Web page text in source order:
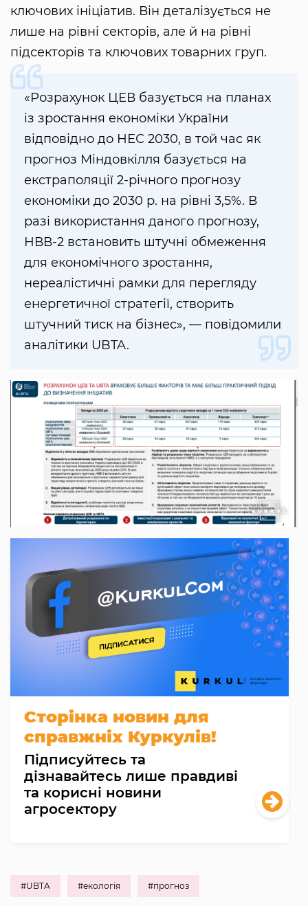
ключових ініціатив. Він деталізується не
лише на рівні секторів, але й на рівні
підсекторів та ключових товарних груп.
«Розрахунок ЦЕВ базується на планах
із зростання економіки України
відповідно до НЕС 2030, в той час як
прогноз Міндовкілля базується на
екстраполяції 2-річного прогнозу
економіки до 2030 р. на рівні 3,5%. В
разі використання даного прогнозу,
НВВ-2 встановить штучні обмеження
для економічного зростання,
нереалістичні рамки для перегляду
енергетичної стратегії, створить
штучний тиск на бізнес», — повідомили
аналітики UBTA.
Сторінка новин для
справжніх Куркулів!
Підписуйтесь та
дізнавайтесь лише правдиві
та корисні новини
агросектору
#UBTA #екологія #прогноз